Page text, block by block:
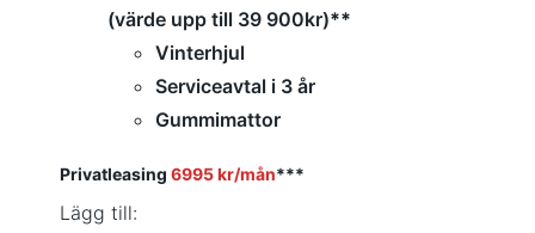
(värde upp till 39 900kr)**
Vinterhjul
Serviceavtal i 3 år
Gummimattor
Privatleasing 6995 kr/mån***
Lägg till: